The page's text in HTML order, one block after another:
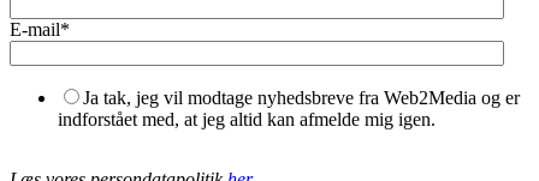
E-mail*
Ja tak, jeg vil modtage nyhedsbreve fra Web2Media og er
indforstået med, at jeg altid kan afmelde mig igen.